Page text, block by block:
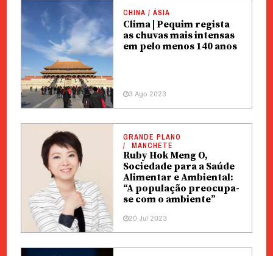
CHINA / ÁSIA
Clima | Pequim regista
as chuvas mais intensas
em pelo menos 140 anos
3 Ago 2023
GRANDE PLANO
MANCHETE
Ruby Hok Meng O,
Sociedade para a Saúde
Alimentar e Ambiental:
“A população preocupa-
se com o ambiente”
20 Jul 2023